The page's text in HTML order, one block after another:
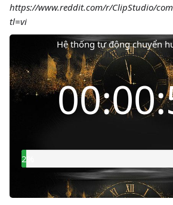
https://www.reddit.com/r/ClipStudio/
tl=vi
Hệ thống tự động chuyển
Thời gian còn lại
4%